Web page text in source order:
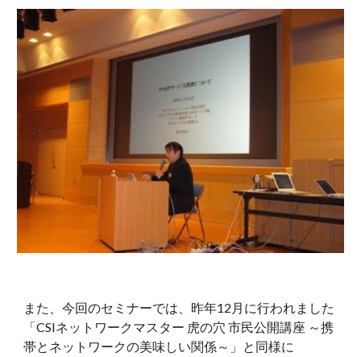
また、今回のセミナーでは、昨年12月に行われました
「CSIネットワークマスター 虎の穴 市民公開講座 ～携
帯とネットワークの美味しい関係～」と同様に